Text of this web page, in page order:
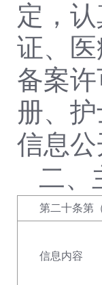
定，
证、
备案
册、护
信息
二、
第二十条第
信息内容